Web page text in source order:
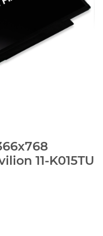
11-K015TU